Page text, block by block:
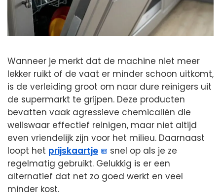
Wanneer je merkt dat de machine niet meer
lekker ruikt of de vaat er minder schoon uitkomt,
is de verleiding groot om naar dure reinigers uit
de supermarkt te grijpen. Deze producten
bevatten vaak agressieve chemicaliën die
weliswaar effectief reinigen, maar niet altijd
even vriendelijk zijn voor het milieu. Daarnaast
loopt het prijskaartje
snel op als je ze
regelmatig gebruikt. Gelukkig is er een
alternatief dat net zo goed werkt en veel
minder kost.